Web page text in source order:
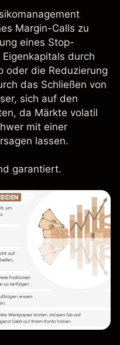
Margin-Calls zu
eines Stop-
durch
oder die Reduzierung
das Schließen von
sich auf den
da Märkte volatil
mit einer
lassen.
garantiert.